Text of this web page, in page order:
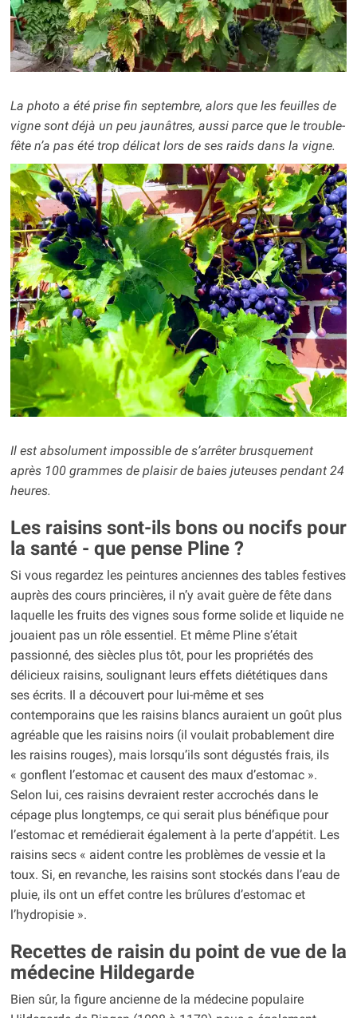
La photo a été prise fin septembre, alors que les feuilles de
vigne sont déjà un peu jaunâtres, aussi parce que le trouble-
fête n’a pas été trop délicat lors de ses raids dans la vigne.
Il est absolument impossible de s’arrêter brusquement
après 100 grammes de plaisir de baies juteuses pendant 24
heures.
Les raisins sont-ils bons ou nocifs pour
la santé - que pense Pline ?
Si vous regardez les peintures anciennes des tables festives
auprès des cours princières, il n’y avait guère de fête dans
laquelle les fruits des vignes sous forme solide et liquide ne
jouaient pas un rôle essentiel. Et même Pline s’était
passionné, des siècles plus tôt, pour les propriétés des
délicieux raisins, soulignant leurs effets diététiques dans
ses écrits. Il a découvert pour lui-même et ses
contemporains que les raisins blancs auraient un goût plus
agréable que les raisins noirs (il voulait probablement dire
les raisins rouges), mais lorsqu’ils sont dégustés frais, ils
« gonflent l’estomac et causent des maux d’estomac ».
Selon lui, ces raisins devraient rester accrochés dans le
cépage plus longtemps, ce qui serait plus bénéfique pour
l’estomac et remédierait également à la perte d’appétit. Les
raisins secs « aident contre les problèmes de vessie et la
toux. Si, en revanche, les raisins sont stockés dans l’eau de
pluie, ils ont un effet contre les brûlures d’estomac et
l’hydropisie ».
Recettes de raisin du point de vue de la
médecine Hildegarde
Bien sûr, la figure ancienne de la médecine populaire